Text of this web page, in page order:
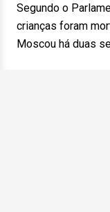
Segundo o
crianças foram
Moscou há duas